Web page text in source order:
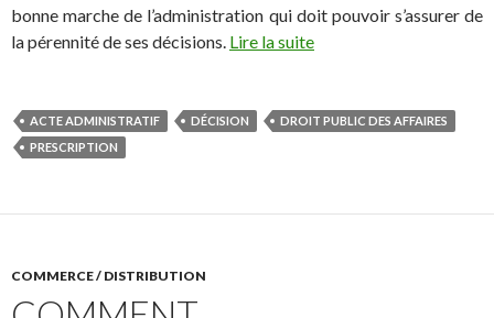
bonne marche de l’administration qui doit pouvoir s’assurer de
la pérennité de ses décisions. Lire la suite
ACTE ADMINISTRATIF DÉCISION
DROIT PUBLIC DES AFFAIRES
PRESCRIPTION
COMMERCE / DISTRIBUTION